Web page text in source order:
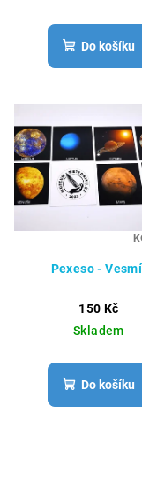
Do košíku
Pexeso -
150 Kč
Skladem
Do košíku